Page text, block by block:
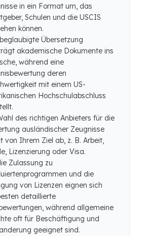
in ein Format um, das
Schulen und die USCIS
können.
Übersetzung
akademische Dokumente ins
während eine
deren
mit einem US-
Hochschulabschluss
des richtigen Anbieters für die
ausländischer Zeugnisse
von Ihrem Ziel ab, z. B. Arbeit,
Lizenzierung oder Visa.
Zulassung zu
und die
von Lizenzen eignen sich
detaillierte
während allgemeine
oft für Beschäftigung und
geeignet sind.